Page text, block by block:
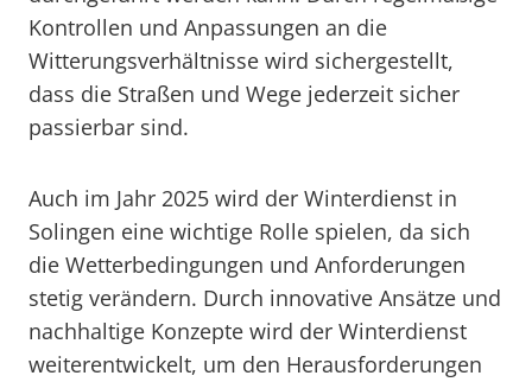
Kontrollen und Anpassungen an die
Witterungsverhältnisse wird sichergestellt,
dass die Straßen und Wege jederzeit sicher
passierbar sind.
Auch im Jahr 2025 wird der Winterdienst in
Solingen eine wichtige Rolle spielen, da sich
die Wetterbedingungen und Anforderungen
stetig verändern. Durch innovative Ansätze und
nachhaltige Konzepte wird der Winterdienst
weiterentwickelt, um den Herausforderungen